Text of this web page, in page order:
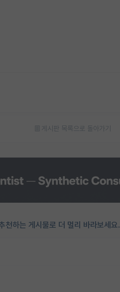
게시판 목록으로 돌아가기
천하는 게시물로 더 멀리 바라보세요.